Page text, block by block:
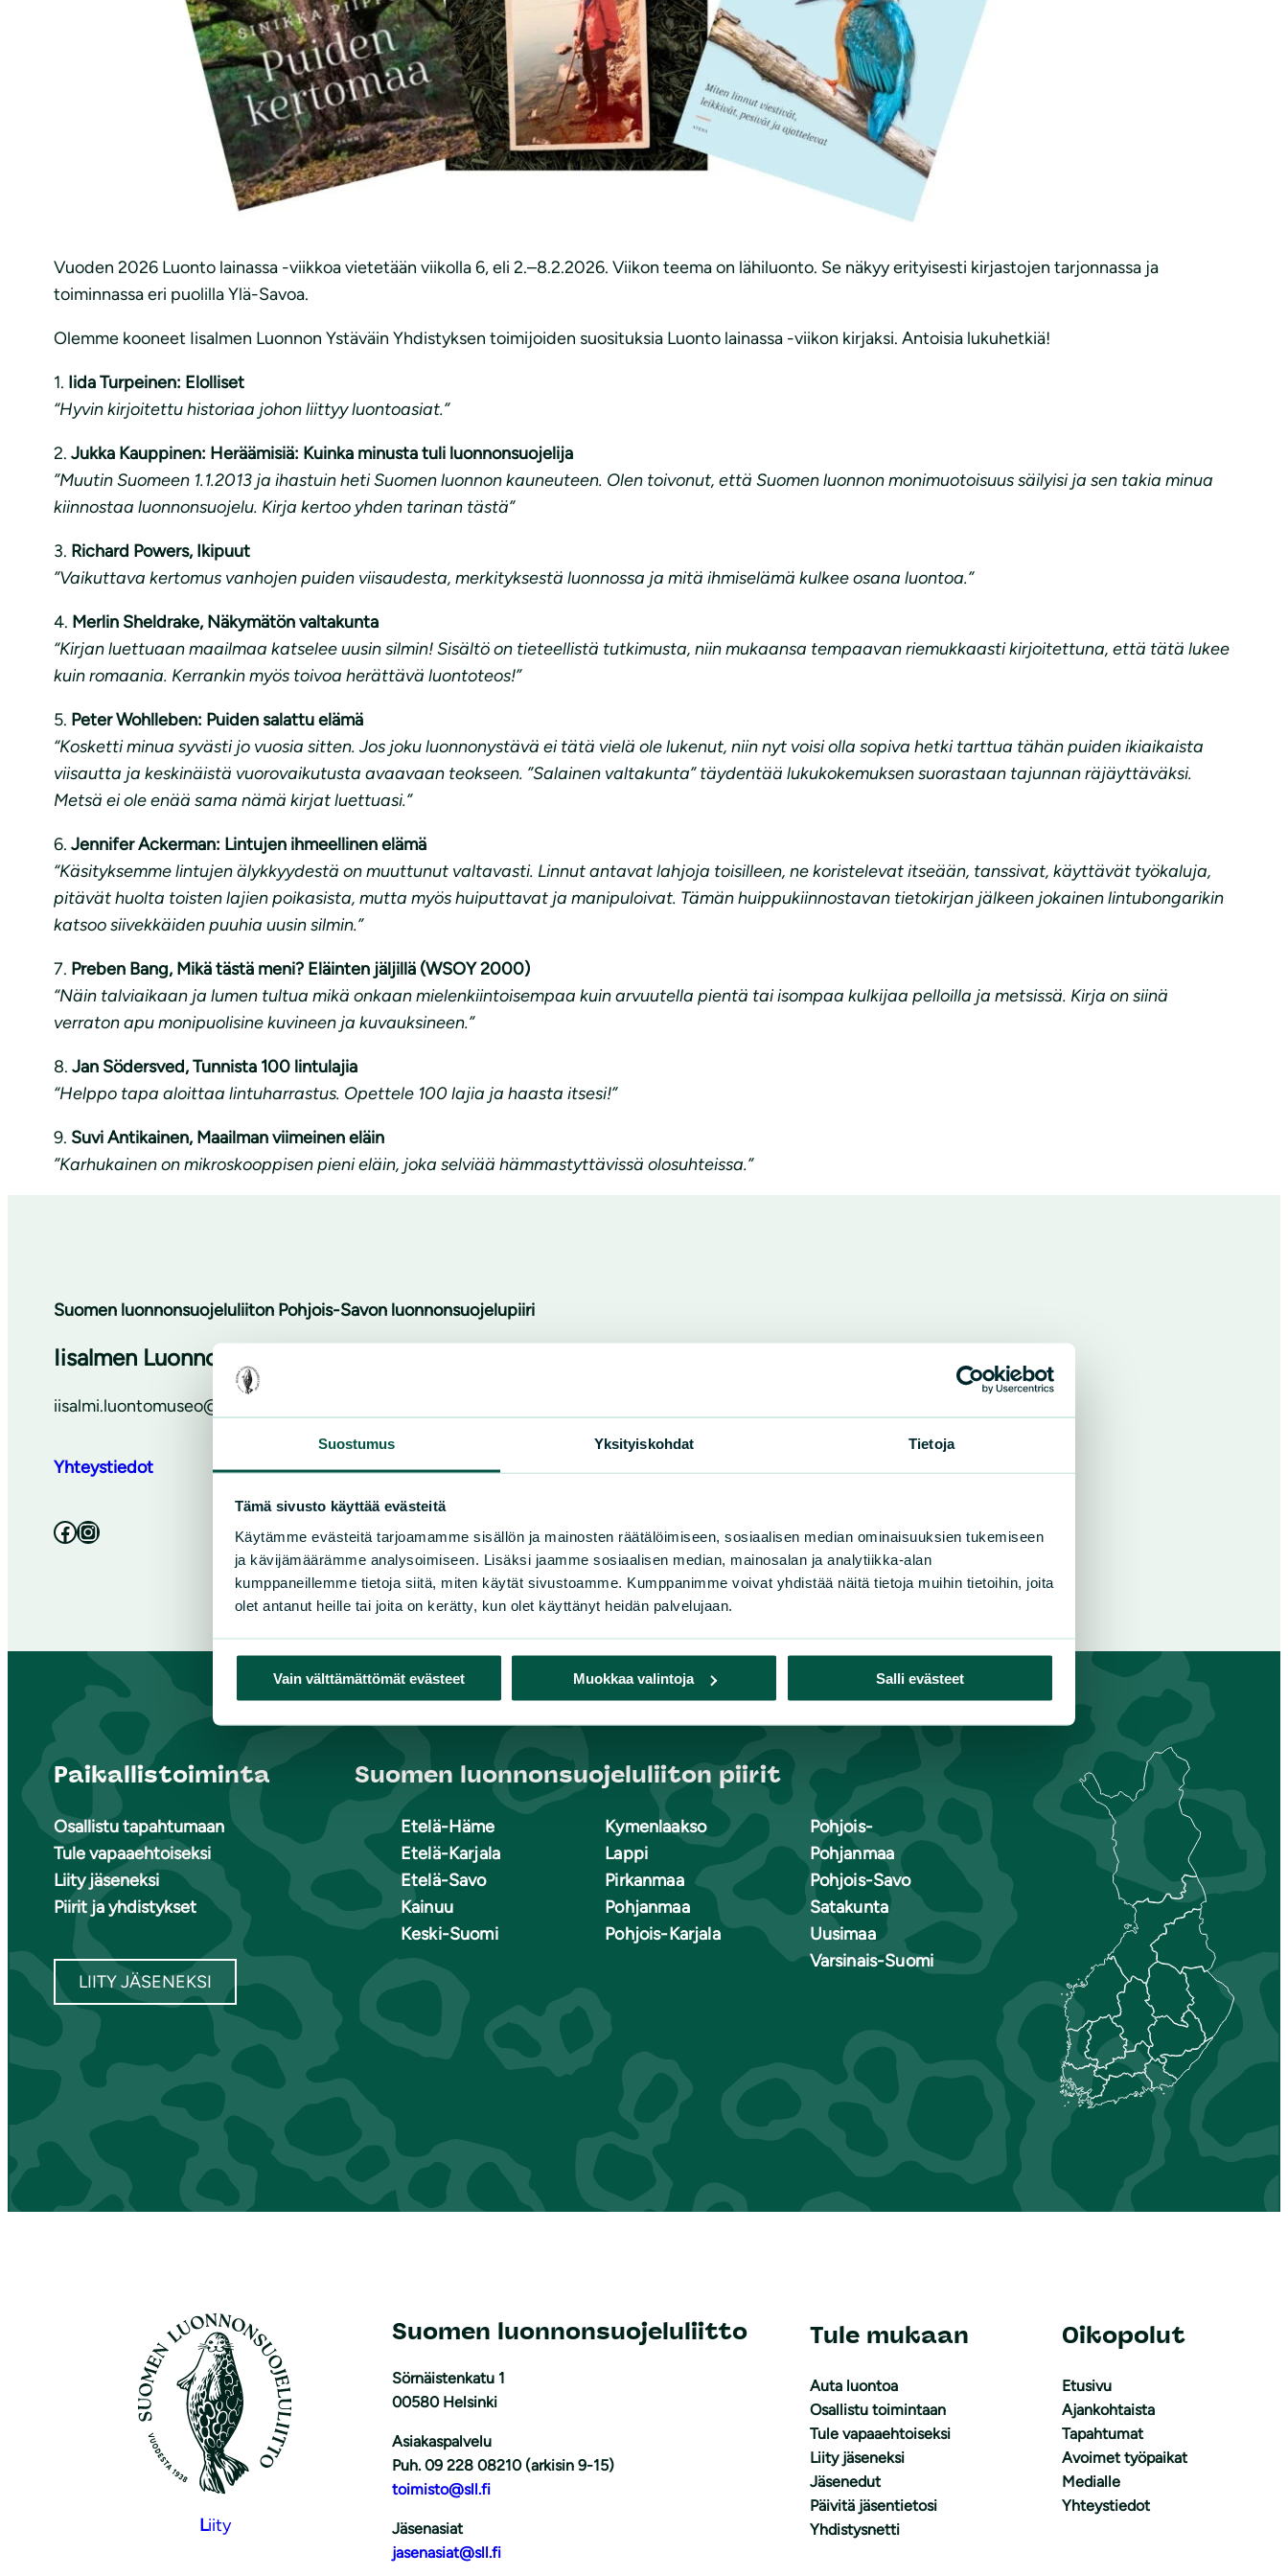
Suostumus Yksityiskohdat Tietoja
Tämä sivusto käyttää evästeitä
Käytämme evästeitä tarjoamamme sisällön ja mainosten räätälöimiseen, sosiaalisen median ominaisuuksien tukemiseen
ja kävijämäärämme analysoimiseen. Lisäksi jaamme sosiaalisen median, mainosalan ja analytiikka-alan
kumppaneillemme tietoja siitä, miten käytät sivustoamme. Kumppanimme voivat yhdistää näitä tietoja muihin tietoihin, joita
olet antanut heille tai joita on kerätty, kun olet käyttänyt heidän palvelujaan.
Vain välttämättömät evästeet Muokkaa valintoja Salli evästeet
Vuoden 2026 Luonto lainassa -viikkoa vietetään viikolla 6, eli 2.–8.2.2026. Viikon teema on lähiluonto. Se näkyy erityisesti kirjastojen tarjonnassa ja
toiminnassa eri puolilla Ylä-Savoa.
Olemme kooneet Iisalmen Luonnon Ystäväin Yhdistyksen toimijoiden suosituksia Luonto lainassa -viikon kirjaksi. Antoisia lukuhetkiä!
1. Iida Turpeinen: Elolliset
“Hyvin kirjoitettu historiaa johon liittyy luontoasiat.”
2. Jukka Kauppinen: Heräämisiä: Kuinka minusta tuli luonnonsuojelija
”Muutin Suomeen 1.1.2013 ja ihastuin heti Suomen luonnon kauneuteen. Olen toivonut, että Suomen luonnon monimuotoisuus säilyisi ja sen takia minua
kiinnostaa luonnonsuojelu. Kirja kertoo yhden tarinan tästä”
3. Richard Powers, Ikipuut
”Vaikuttava kertomus vanhojen puiden viisaudesta, merkityksestä luonnossa ja mitä ihmiselämä kulkee osana luontoa.”
4. Merlin Sheldrake, Näkymätön valtakunta
“Kirjan luettuaan maailmaa katselee uusin silmin! Sisältö on tieteellistä tutkimusta, niin mukaansa tempaavan riemukkaasti kirjoitettuna, että tätä lukee
kuin romaania. Kerrankin myös toivoa herättävä luontoteos!”
5. Peter Wohlleben: Puiden salattu elämä
“Kosketti minua syvästi jo vuosia sitten. Jos joku luonnonystävä ei tätä vielä ole lukenut, niin nyt voisi olla sopiva hetki tarttua tähän puiden ikiaikaista
viisautta ja keskinäistä vuorovaikutusta avaavaan teokseen. ”Salainen valtakunta” täydentää lukukokemuksen suorastaan tajunnan räjäyttäväksi.
Metsä ei ole enää sama nämä kirjat luettuasi.”
6. Jennifer Ackerman: Lintujen ihmeellinen elämä
“Käsityksemme lintujen älykkyydestä on muuttunut valtavasti. Linnut antavat lahjoja toisilleen, ne koristelevat itseään, tanssivat, käyttävät työkaluja,
pitävät huolta toisten lajien poikasista, mutta myös huiputtavat ja manipuloivat. Tämän huippukiinnostavan tietokirjan jälkeen jokainen lintubongarikin
katsoo siivekkäiden puuhia uusin silmin.”
7. Preben Bang, Mikä tästä meni? Eläinten jäljillä (WSOY 2000)
“Näin talviaikaan ja lumen tultua mikä onkaan mielenkiintoisempaa kuin arvuutella pientä tai isompaa kulkijaa pelloilla ja metsissä. Kirja on siinä
verraton apu monipuolisine kuvineen ja kuvauksineen.”
8. Jan Södersved, Tunnista 100 lintulajia
“Helppo tapa aloittaa lintuharrastus. Opettele 100 lajia ja haasta itsesi!”
9. Suvi Antikainen, Maailman viimeinen eläin
”Karhukainen on mikroskooppisen pieni eläin, joka selviää hämmastyttävissä olosuhteissa.”
Suomen luonnonsuojeluliiton Pohjois-Savon luonnonsuojelupiiri
Iisalmen Luonnon Ystäväin Yhdistys
iisalmi.luontomuseo@gmail.com
Yhteystiedot
Facebook Instagram
Paikallistoiminta
Osallistu tapahtumaan
Tule vapaaehtoiseksi
Liity jäseneksi
Piirit ja yhdistykset
LIITY JÄSENEKSI
Suomen luonnonsuojeluliiton piirit
Etelä-Häme
Etelä-Karjala
Etelä-Savo
Kainuu
Keski-Suomi
Kymenlaakso
Lappi
Pirkanmaa
Pohjanmaa
Pohjois-Karjala
Pohjois-
Pohjanmaa
Pohjois-Savo
Satakunta
Uusimaa
Varsinais-Suomi
Liity
Suomen luonnonsuojeluliitto
Sörnäistenkatu 1
00580 Helsinki
Asiakaspalvelu
Puh. 09 228 08210 (arkisin 9-15)
toimisto@sll.fi
Jäsenasiat
jasenasiat@sll.fi
Tule mukaan
Auta luontoa
Osallistu toimintaan
Tule vapaaehtoiseksi
Liity jäseneksi
Jäsenedut
Päivitä jäsentietosi
Yhdistysnetti
Oikopolut
Etusivu
Ajankohtaista
Tapahtumat
Avoimet työpaikat
Medialle
Yhteystiedot